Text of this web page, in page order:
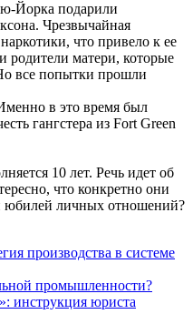
Йорка подарили
Чрезвычайная
что привело к ее
родители матери, которые
все попытки прошли
в это время был
гангстера из Fort Green
10 лет. Речь идет об
что конкретно они
юбилей личных отношений?
производства в системе
промышленности?
инструкция юриста